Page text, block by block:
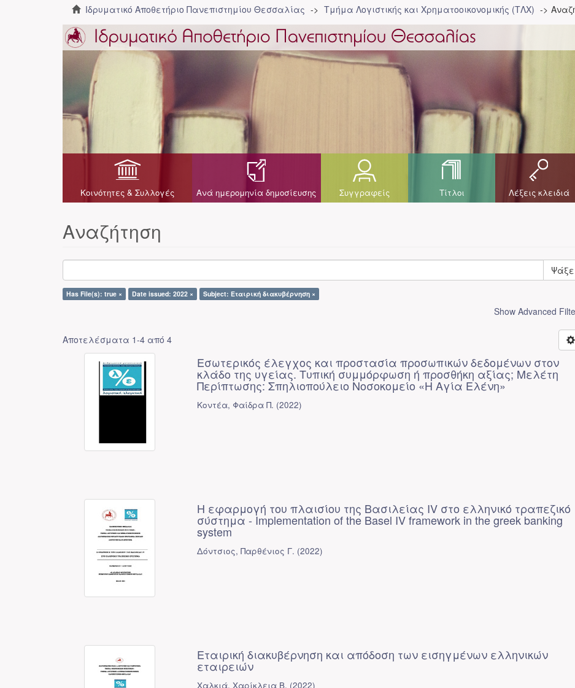
Ιδρυματικό Αποθετήριο Πανεπιστημίου Θεσσαλίας Τμήμα Λογιστικής και Χρηματοοικονομικής (ΤΛΧ)
Κοινότητες & Συλλογές Ανά ημερομηνία δημοσίευσης Συγγραφείς Τίτλοι Λέξεις κλειδιά
Αναζήτηση
Ψάξε
Has File(s): true × Date issued: 2022 × Subject: Εταιρική διακυβέρνηση ×
Show Advanced
Αποτελέσματα 1-4 από 4
Εσωτερικός έλεγχος και προστασία προσωπικών δεδομένων στον
κλάδο της υγείας. Τυπική συμμόρφωση ή προσθήκη αξίας; Μελέτη
Περίπτωσης: Σπηλιοπούλειο Νοσοκομείο «Η Αγία Ελένη»
Κοντέα, Φαίδρα Π. (2022)
Η εφαρμογή του πλαισίου της Βασιλείας IV στο ελληνικό τραπεζικό
σύστημα - Implementation of the Basel IV framework in the greek banking
system
Δόντσιος, Παρθένιος Γ. (2022)
Εταιρική διακυβέρνηση και απόδοση των εισηγμένων ελληνικών
εταιρειών
Χαλκιά, Χαρίκλεια Β. (2022)